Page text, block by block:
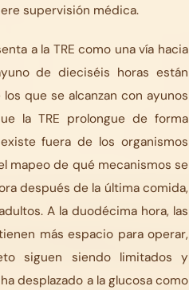
supervisión médica.
a la TRE como una vía hacia
de dieciséis horas están
que se alcanzan con ayunos
la TRE prolongue de forma
fuera de los organismos
mapeo de qué mecanismos se
después de la última comida,
A la duodécima hora, las
más espacio para operar,
siguen siendo limitados y
desplazado a la glucosa como